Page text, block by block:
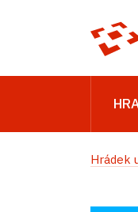
Hrádek